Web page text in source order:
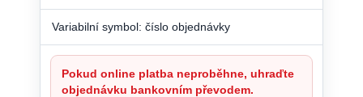
Variabilní symbol: číslo objednávky
Pokud online platba neproběhne, uhraďte
objednávku bankovním převodem.